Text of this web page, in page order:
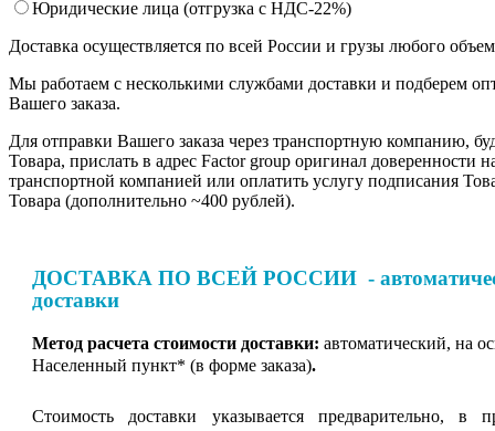
Юридические лица (отгрузка c НДС-22%)
Доставка осуществляется по всей России и грузы любого
Мы работаем с несколькими службами доставки и подберем
Вашего заказа.
Для отправки Вашего заказа через транспортную компанию,
Товара, прислать в адрес Factor group оригинал доверенности
транспортной компанией или оплатить услугу подписания
Товара (дополнительно ~400 рублей).
ДОСТАВКА ПО ВСЕЙ РОССИИ -
доставки
Метод расчета стоимости доставки: автоматический, на
Населенный пункт* (в форме заказа).
Стоимость доставки указывается предварительно, в